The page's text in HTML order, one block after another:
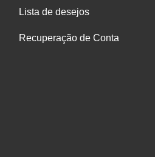
Lista de desejos
Recuperação de Conta